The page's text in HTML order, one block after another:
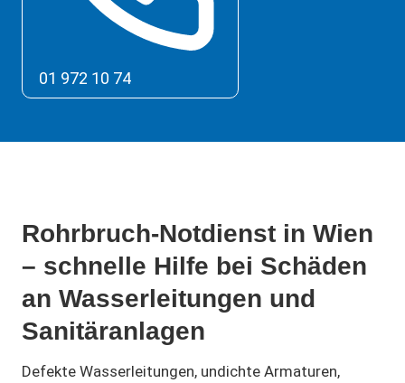
01 972 10 74
Rohrbruch-Notdienst in Wien
– schnelle Hilfe bei Schäden
an Wasserleitungen und
Sanitäranlagen
Defekte Wasserleitungen, undichte Armaturen,